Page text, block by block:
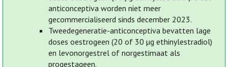
anticonceptiva worden niet meer
gecommercialiseerd sinds december 2023.
Tweedegeneratie-anticonceptiva bevatten lage
doses oestrogeen (20 of 30 µg ethinylestradiol)
en levonorgestrel of norgestimaat als
progestageen.